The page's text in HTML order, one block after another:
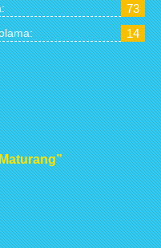
73
14